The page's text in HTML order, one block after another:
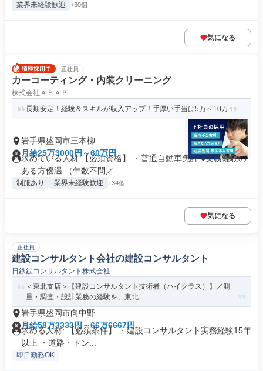
業界未経験歓迎 +30個
気になる
正社員
カーコーティング・内装クリーニング
株式会社ＡＳＡＰ
長期安定！経験＆スキルが収入アップ！手厚い手当は5万～10万
岩手県盛岡市三本柳
月給25万3000円～60万円
求めている人材 【必須資格】 ・普通自動車免許 ●実務経験の
ある方優遇 （年数不問／...
制服あり 業界未経験歓迎 +34個
気になる
正社員
建設コンサルタント会社の建設コンサルタント
日鉄鉱コンサルタント株式会社
＜東北支店＞【建設コンサルタント技術者（ハイクラス）】／測
量・調査・設計業務の経験を、東北...
岩手県盛岡市向中野
月給58万3333円～66万6667円
求める人材: 【必須条件】 ・建設コンサルタント実務経験15年
以上 ・道路・トン...
即日勤務OK